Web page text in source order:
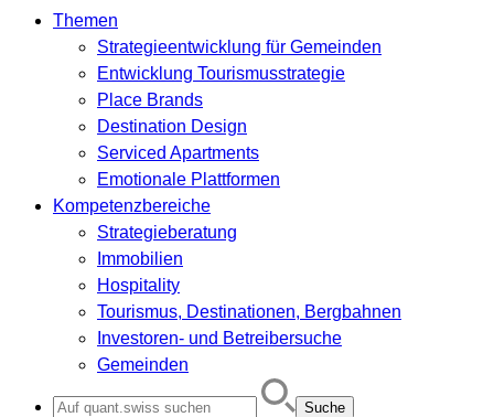
Themen
Strategieentwicklung für Gemeinden
Entwicklung Tourismusstrategie
Place Brands
Destination Design
Serviced Apartments
Emotionale Plattformen
Kompetenzbereiche
Strategieberatung
Immobilien
Hospitality
Tourismus, Destinationen, Bergbahnen
Investoren- und Betreibersuche
Gemeinden